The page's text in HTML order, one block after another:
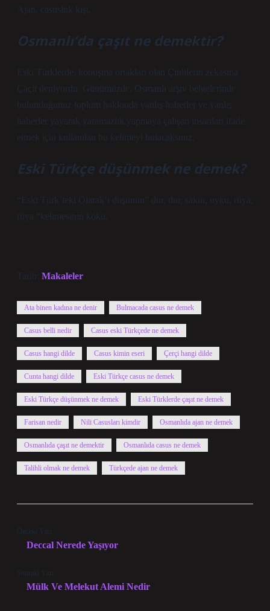
Ajan, casusluk kişi.
Osmanlı’da çaşıt ne demektir?
Eski Türklerde, konuşma ortakları olan Çinlilerin zekasına
Çaçit deniyordu. Günümüzde, Osmanlı arşiv belgelerinde
bulunduğunuz toplum hakkında yanlış haberler ve yanlış
haberler yayarak yaramazlık yapmaya çalışan insanları ifade
etmek için kullanılan bu kelimeyi bulacaksınız.
Eski Türkçe düşünmek ne demek?
“Eski Türk’teki Olarak’ı düşünün” dur, dur, sakin, uyku, rüya,
rüya “kelimesinin kökü.
Tarih: Makaleler
Ata binen kadına ne denir Bulmacada casus ne demek
Casus belli nedir Casus eski Türkçede ne demek
Casus hangi dilde Casus kimin eseri Çerçi hangi dilde
Cunta hangi dilde Eski Türkçe casus ne demek
Eski Türkçe düşünmek ne demek Eski Türklerde çaşıt ne demek
Farisan nedir Nili Casusları kimdir Osmanlıda ajan ne demek
Osmanlıda çaşıt ne demektir Osmanlıda casus ne demek
Talihli olmak ne demek Türkçede ajan ne demek
Önceki Yazı
Deccal Nerede Yaşıyor
Sonraki Yazı
Mülk Ve Melekut Alemi Nedir